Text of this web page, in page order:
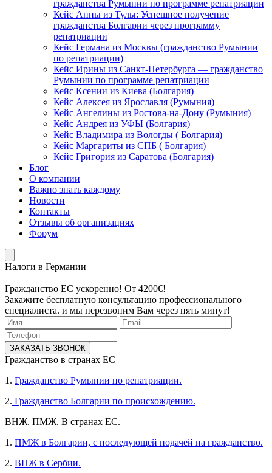
гражданства Румынии по программе репатриации
Кейс Анны из Тулы: Успешное получение
гражданства Болгарии через программу
репатриации
Кейс Германа из Москвы (гражданство Румынии
по репатриации)
Кейс Ирины из Санкт-Петербурга — гражданство
Румынии по программе репатриации
Кейс Ксении из Киева (Болгария)
Кейс Алексея из Ярославля (Румыния)
Кейс Ангелины из Ростова-на-Дону (Румыния)
Кейс Андрея из УФЫ (Болгария)
Кейс Владимира из Вологды ( Болгария)
Кейс Маргариты из СПБ ( Болгария)
Кейс Григория из Саратова (Болгария)
Блог
О компании
Важно знать каждому
Новости
Контакты
Отзывы об организациях
Форум
Налоги в Германии
Гражданство ЕС ускоренно! От 4200€!
Закажите бесплатную консультацию профессионального
специалиста. и мы перезвоним Вам через пять минут!
ЗАКАЗАТЬ ЗВОНОК
Гражданство в странах ЕС
1. Гражданство Румынии по репатриации.
2. Гражданство Болгарии по происхождению.
ВНЖ. ПМЖ. В странах ЕС.
1. ПМЖ в Болгарии, с последующей подачей на гражданство.
2. ВНЖ в Сербии.